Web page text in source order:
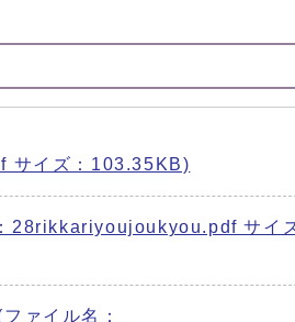
サイズ：103.35KB)
28rikkariyoujoukyou.pdf サイ
ァイル名：